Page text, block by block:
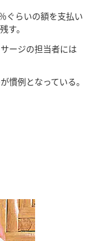
ぐらいの額を支払い
す。
ージの担当者には
慣例となっている。